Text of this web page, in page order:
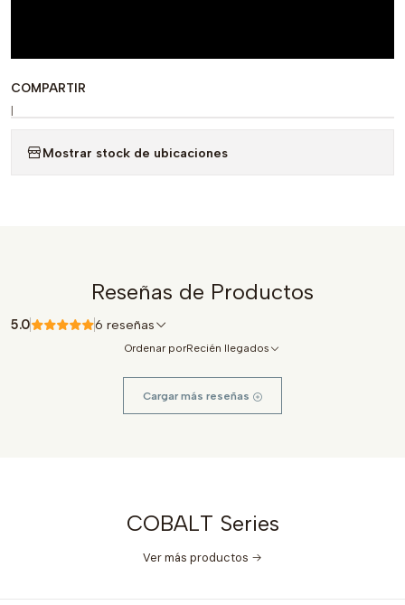
COMPARTIR
|
Mostrar stock de ubicaciones
Reseñas de Productos
5.0 6 reseñas
Ordenar porRecién llegados
Cargar más reseñas
COBALT Series
Ver más productos